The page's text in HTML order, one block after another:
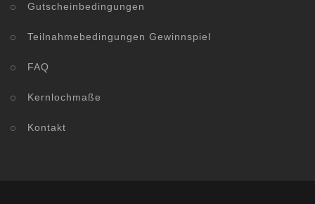
Gutscheinbedingungen
Teilnahmebedingungen Gewinnspiel
FAQ
Kernlochmaße
Kontakt